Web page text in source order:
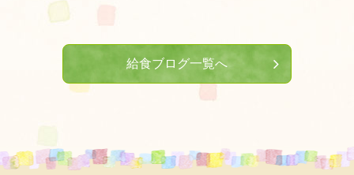
給食ブログ一覧へ